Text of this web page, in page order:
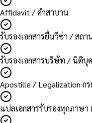
Affidavit / คำสาบาน
รับรองเอกสารยื่นวีซ่า / สถ
รับรองเอกสารบริษัท / นิติบุ
Apostille / Legalization กร
แปลเอกสารรับรองทุกภาษา